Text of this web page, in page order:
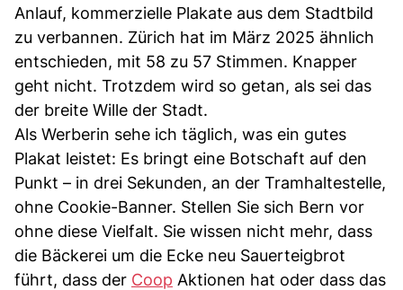
Anlauf, kommerzielle Plakate aus dem Stadtbild
zu verbannen. Zürich hat im März 2025 ähnlich
entschieden, mit 58 zu 57 Stimmen. Knapper
geht nicht. Trotzdem wird so getan, als sei das
der breite Wille der Stadt.
Als Werberin sehe ich täglich, was ein gutes
Plakat leistet: Es bringt eine Botschaft auf den
Punkt – in drei Sekunden, an der Tramhaltestelle,
ohne Cookie-Banner. Stellen Sie sich Bern vor
ohne diese Vielfalt. Sie wissen nicht mehr, dass
die Bäckerei um die Ecke neu Sauerteigbrot
führt, dass der Coop Aktionen hat oder dass das